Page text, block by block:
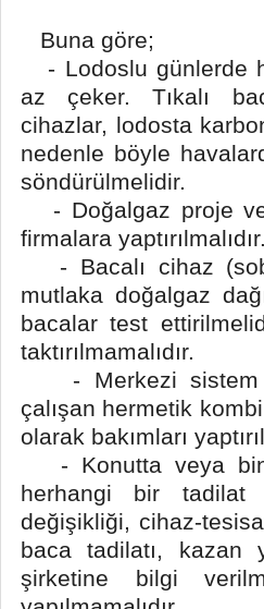
Buna göre;
- Lodoslu günlerde
az çeker. Tıkalı
cihazlar, lodosta
nedenle böyle
söndürülmelidir.
- Doğalgaz proje ve
firmalara yaptırılmalıdır.
- Bacalı cihaz
mutlaka doğalgaz
bacalar test
taktırılmamalıdır.
- Merkezi sistem
çalışan hermetik
olarak bakımları
- Konutta veya
herhangi bir tadilat
değişikliği, cihaz-
baca tadilatı, kazan
şirketine bilgi